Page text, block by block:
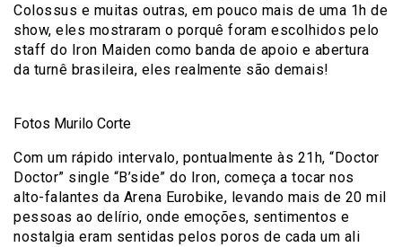
Colossus e muitas outras, em pouco mais de uma 1h de
show, eles mostraram o porquê foram escolhidos pelo
staff do Iron Maiden como banda de apoio e abertura
da turnê brasileira, eles realmente são demais!
Fotos Murilo Corte
Com um rápido intervalo, pontualmente às 21h, “Doctor
Doctor” single “B’side” do Iron, começa a tocar nos
alto-falantes da Arena Eurobike, levando mais de 20 mil
pessoas ao delírio, onde emoções, sentimentos e
nostalgia eram sentidas pelos poros de cada um ali